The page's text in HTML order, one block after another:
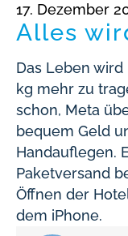
17. Dezember
Alles
Das Leben
kg mehr zu
schon, Meta
bequem Geld
Handauflegen.
Paketversand
Öffnen der
dem iPhone.